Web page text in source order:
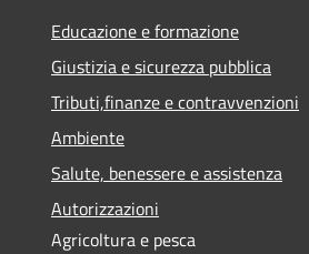
Educazione e formazione
Giustizia e sicurezza pubblica
Tributi,finanze e contravvenzioni
Ambiente
Salute, benessere e assistenza
Autorizzazioni
Agricoltura e pesca